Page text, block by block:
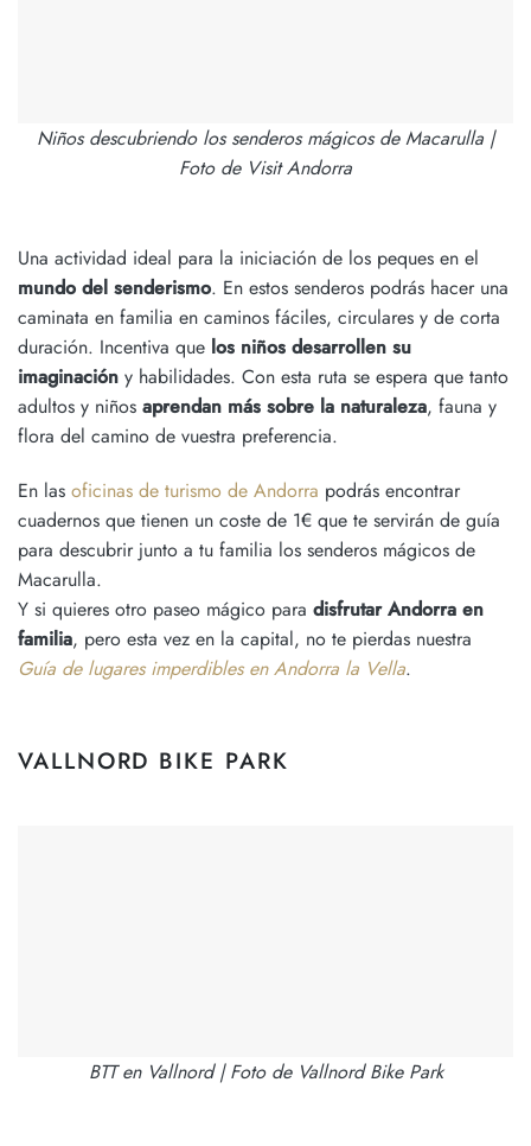
Niños descubriendo los senderos mágicos de Macarulla |
Foto de Visit Andorra
Una actividad ideal para la iniciación de los peques en el
mundo del senderismo. En estos senderos podrás hacer una
caminata en familia en caminos fáciles, circulares y de corta
duración. Incentiva que los niños desarrollen su
imaginación y habilidades. Con esta ruta se espera que tanto
adultos y niños aprendan más sobre la naturaleza, fauna y
flora del camino de vuestra preferencia.
En las oficinas de turismo de Andorra podrás encontrar
cuadernos que tienen un coste de 1€ que te servirán de guía
para descubrir junto a tu familia los senderos mágicos de
Macarulla.
Y si quieres otro paseo mágico para disfrutar Andorra en
familia, pero esta vez en la capital, no te pierdas nuestra
Guía de lugares imperdibles en Andorra la Vella.
VALLNORD BIKE PARK
BTT en Vallnord | Foto de Vallnord Bike Park